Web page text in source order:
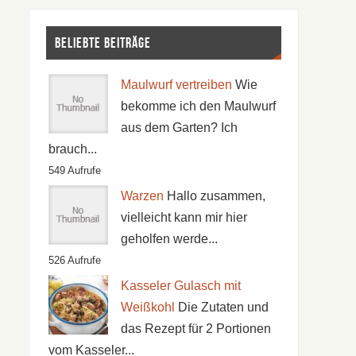
Beliebte Beiträge
Maulwurf vertreiben Wie
bekomme ich den Maulwurf
aus dem Garten? Ich
brauch...
549 Aufrufe
Warzen Hallo zusammen,
vielleicht kann mir hier
geholfen werde...
526 Aufrufe
Kasseler Gulasch mit
Weißkohl
Die Zutaten und
das Rezept für 2 Portionen
vom Kasseler...